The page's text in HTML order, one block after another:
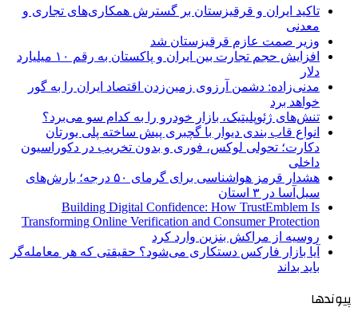
تاکید ایران و قرقیزستان بر گسترش همکاری‌های تجاری و
معدنی
وزیر صمت عازم قرقیزستان شد
افزایش حجم تجارت بین ایران و پاکستان به رقم ۱۰ میلیارد
دلار
مدنی‌زاده: دشمن آرزوی زمین‌زدن اقتصاد ایران را به گور
خواهد برد
تنش‌های ژئوپلیتیک، بازار خودرو را به کدام سو می‌برد؟
انواع قاب بندی دیوار با گچبری پیش ساخته پلی یورتان
دکارت؛ تحولی لوکس، فوری و بدون تخریب در دکوراسیون
داخلی
هشدار قرمز هواشناسی برای گرمای ۵۰ درجه؛ بارش‌های
سیل‌آسا در ۳ استان
Building Digital Confidence: How TrustEmblem Is
Transforming Online Verification and Consumer Protection
روسیه از مراکش بنزین وارد کرد
آیا بازار فارکس دستکاری می‌شود؟ حقیقتی که هر معامله‌گر
باید بداند
پیوندها